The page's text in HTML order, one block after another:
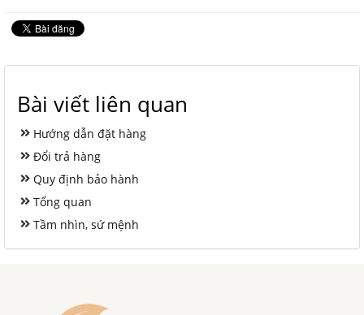
Bài viết liên quan
Hướng dẫn đặt hàng
Đổi trả hàng
Quy định bảo hành
Tổng quan
Tầm nhìn, sứ mệnh